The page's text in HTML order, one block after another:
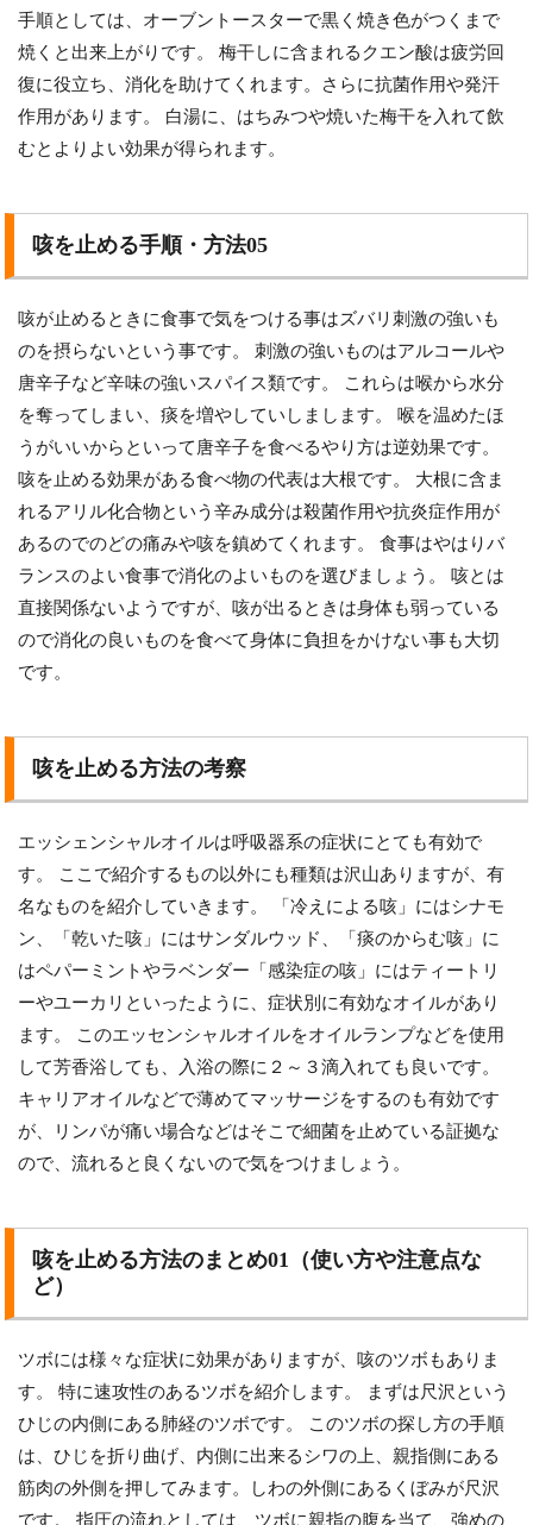
手順としては、オーブントースターで黒く焼き色がつくまで
焼くと出来上がりです。 梅干しに含まれるクエン酸は疲労回
復に役立ち、消化を助けてくれます。さらに抗菌作用や発汗
作用があります。 白湯に、はちみつや焼いた梅干を入れて飲
むとよりよい効果が得られます。
咳を止める手順・方法05
咳が止めるときに食事で気をつける事はズバリ刺激の強いも
のを摂らないという事です。 刺激の強いものはアルコールや
唐辛子など辛味の強いスパイス類です。 これらは喉から水分
を奪ってしまい、痰を増やしていしまします。 喉を温めたほ
うがいいからといって唐辛子を食べるやり方は逆効果です。
咳を止める効果がある食べ物の代表は大根です。 大根に含ま
れるアリル化合物という辛み成分は殺菌作用や抗炎症作用が
あるのでのどの痛みや咳を鎮めてくれます。 食事はやはりバ
ランスのよい食事で消化のよいものを選びましょう。 咳とは
直接関係ないようですが、咳が出るときは身体も弱っている
ので消化の良いものを食べて身体に負担をかけない事も大切
です。
咳を止める方法の考察
エッシェンシャルオイルは呼吸器系の症状にとても有効で
す。 ここで紹介するもの以外にも種類は沢山ありますが、有
名なものを紹介していきます。 「冷えによる咳」にはシナモ
ン、「乾いた咳」にはサンダルウッド、「痰のからむ咳」に
はペパーミントやラベンダー「感染症の咳」にはティートリ
ーやユーカリといったように、症状別に有効なオイルがあり
ます。 このエッセンシャルオイルをオイルランプなどを使用
して芳香浴しても、入浴の際に２～３滴入れても良いです。
キャリアオイルなどで薄めてマッサージをするのも有効です
が、リンパが痛い場合などはそこで細菌を止めている証拠な
ので、流れると良くないので気をつけましょう。
咳を止める方法のまとめ01（使い方や注意点な
ど）
ツボには様々な症状に効果がありますが、咳のツボもありま
す。 特に速攻性のあるツボを紹介します。 まずは尺沢という
ひじの内側にある肺経のツボです。 このツボの探し方の手順
は、ひじを折り曲げ、内側に出来るシワの上、親指側にある
筋肉の外側を押してみます。しわの外側にあるくぼみが尺沢
です。 指圧の流れとしては、ツボに親指の腹を当て、強めの